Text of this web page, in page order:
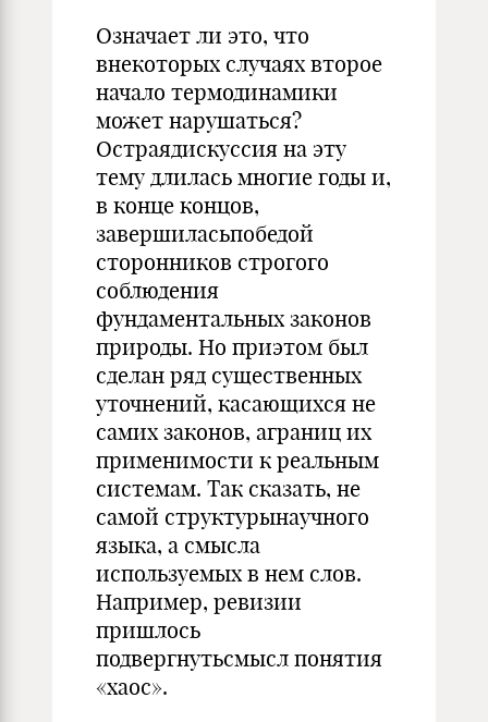
Означает ли это, что
внекоторых случаях второе
начало термодинамики
может нарушаться?
Остраядискуссия на эту
тему длилась многие годы и,
в конце концов,
завершиласьпобедой
сторонников строгого
соблюдения
фундаментальных законов
природы. Но приэтом был
сделан ряд существенных
уточнений, касающихся не
самих законов, аграниц их
применимости к реальным
системам. Так сказать, не
самой структурынаучного
языка, а смысла
используемых в нем слов.
Например, ревизии
пришлось
подвергнутьсмысл понятия
«хаос».